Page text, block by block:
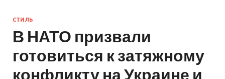
СТИЛЬ
В НАТО призвали
готовиться к затяжному
конфликту на Украине и